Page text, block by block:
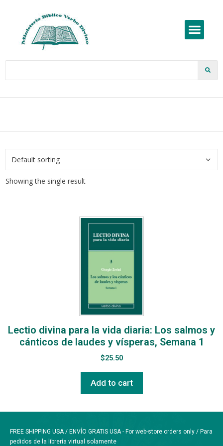
Showing the single result
Lectio divina para la vida diaria: Los salmos y
cánticos de laudes y vísperas, Semana 1
$25.50
Add to cart
FREE SHIPPING USA / ENVÍO GRATIS USA - For web-store orders only / Para
pedidos de la librería virtual solamente